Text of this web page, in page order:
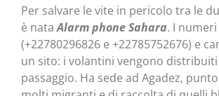
Per salvare le vite in pericolo tra le
è nataAlarm phone Sahara. I
(+22780296826 e +22785752676) e
un sito: i volantini vengono
passaggio. Ha sede ad Agadez,